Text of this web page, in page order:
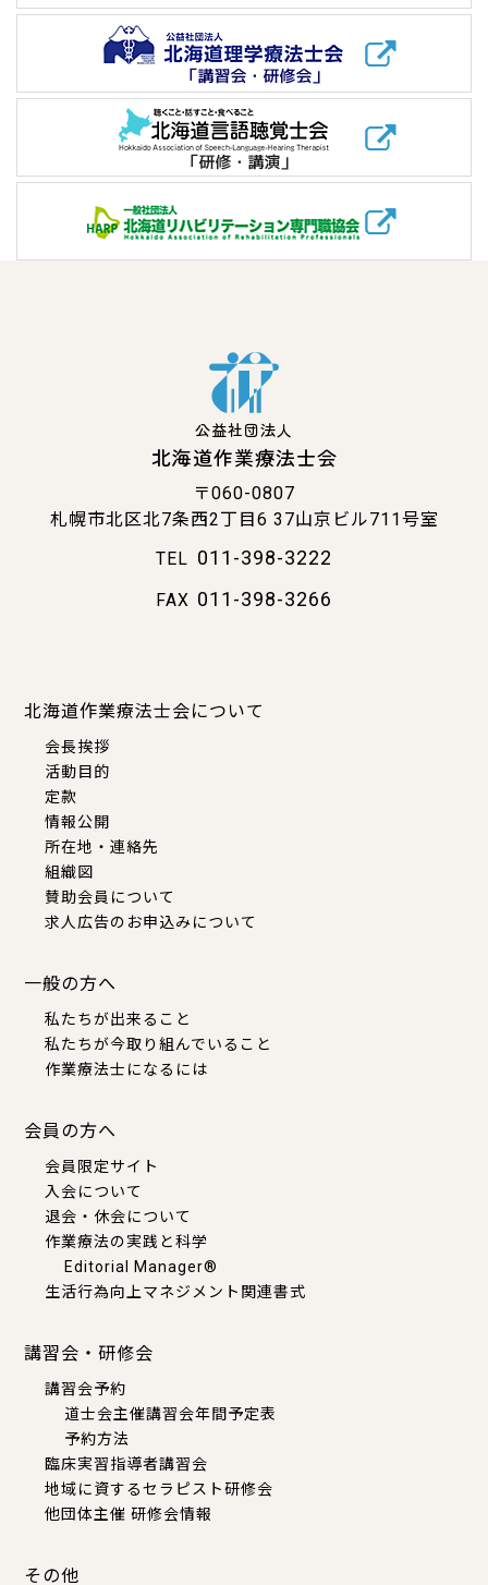
公益社団法人
北海道作業療法士会
〒060-0807
札幌市北区北7条西2丁目6 37山京ビル711号室
TEL 011-398-3222
FAX 011-398-3266
北海道作業療法士会について
会長挨拶
活動目的
定款
情報公開
所在地・連絡先
組織図
賛助会員について
求人広告のお申込みについて
一般の方へ
私たちが出来ること
私たちが今取り組んでいること
作業療法士になるには
会員の方へ
会員限定サイト
入会について
退会・休会について
作業療法の実践と科学
Editorial Manager®
生活行為向上マネジメント関連書式
講習会・研修会
講習会予約
道士会主催講習会年間予定表
予約方法
臨床実習指導者講習会
地域に資するセラピスト研修会
他団体主催 研修会情報
その他